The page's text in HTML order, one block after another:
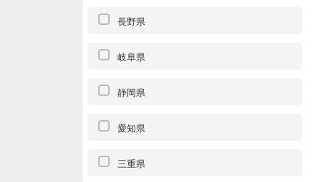
長野県
岐阜県
静岡県
愛知県
三重県